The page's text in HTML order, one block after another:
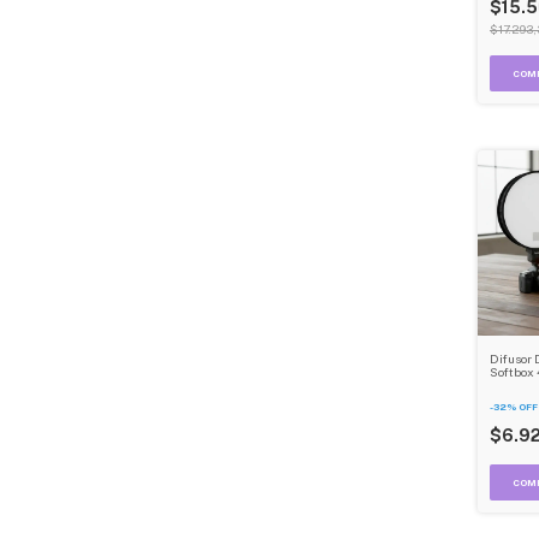
Difusor
Softbox
-32% OFF